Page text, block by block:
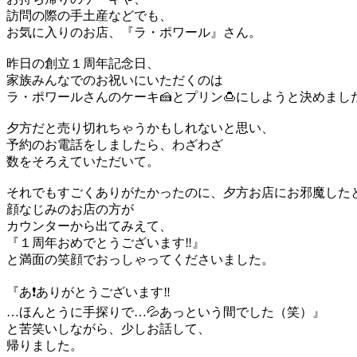
訪問の際の手土産などでも、
お気に入りのお店、『ラ・ポワール』さん。
昨日の創立１周年記念日、
家族みんなでのお祝いにいただくのは
ラ・ポワールさんのケーキ🍰とプリン🍮にしようと決めまし
夕方だと売り切れちゃうかもしれないと思い、
予約のお電話をしましたら、わざわざ
数をそろえていただいて。
それでもすごくありがたかったのに、夕方お店にお邪魔した
顔なじみのお店の方が
カウンターから出てみえて、
『１周年おめでとうございます‼️』
と満面の笑顔でおっしゃってくださいました。
『あ❗️ありがとうございます‼️
…ほんとうに手探りで…💦あっという間でした（笑）』
と苦笑いしながら、少しお話して、
帰りました。